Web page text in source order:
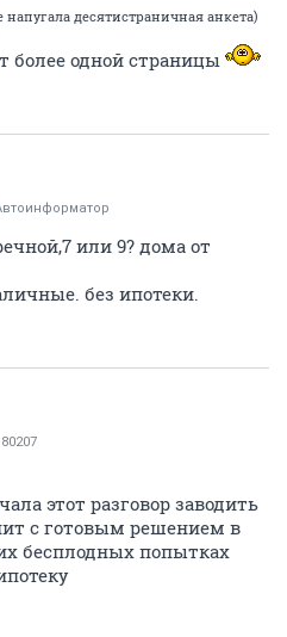
напугала десятистраничная анкета)
более одной страницы
или 9? дома от
без ипотеки.
этот разговор заводить
с готовым решением в
бесплодных попытках